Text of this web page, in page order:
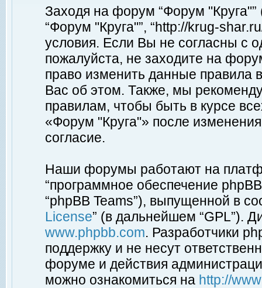
Заходя на форум “Форум
“Форум "Круга"”, “http://krug-
условия. Если Вы не согласны с
пожалуйста, не заходите на
право изменить данные правила
Вас об этом. Также, мы
правилам, чтобы быть в курсе
«Форум "Круга"» после
согласие.
Наши форумы работают на
“программное обеспечение
“phpBB Teams”), выпущенной в
License” (в дальнейшем “GPL”).
www.phpbb.com. Разработчики
поддержку и не несут
форуме и действия
можно ознакомиться на http://